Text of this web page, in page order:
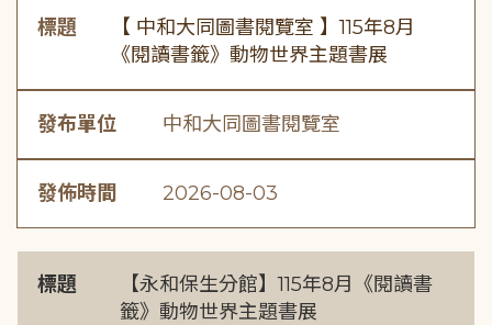
標題
【 中和大同圖書閱覽室 】115年8月
《閱讀書籤》動物世界主題書展
發布單位 中和大同圖書閱覽室
發佈時間 2026-08-03
標題
【永和保生分館】115年8月《閱讀書
籤》動物世界主題書展